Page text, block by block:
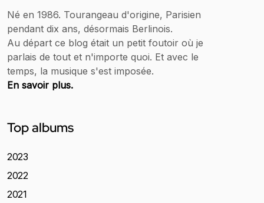
Né en 1986. Tourangeau d'origine, Parisien
pendant dix ans, désormais Berlinois.
Au départ ce blog était un petit foutoir où je
parlais de tout et n'importe quoi. Et avec le
temps, la musique s'est imposée.
En savoir plus.
Top albums
2023
2022
2021